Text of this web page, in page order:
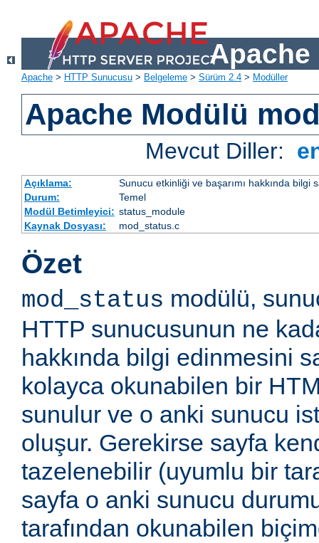
Apache
Apache > HTTP Sunucusu > Belgeleme > Sürüm 2.4 > Modüller
Apache Modülü
Mevcut Diller:
Açıklama:
Sunucu etkinliği ve başarımı hakkında bilgi
Durum:
Temel
Modül Betimleyici: status_module
Kaynak Dosyası:
mod_status.c
Özet
mod_status modülü,
HTTP sunucusunun ne
hakkında bilgi edinmesini
kolayca okunabilen bir
sunulur ve o anki sunucu
oluşur. Gerekirse sayfa
tazelenebilir (uyumlu bir
sayfa o anki sunucu
tarafından okunabilen